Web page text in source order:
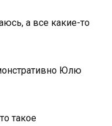
а все какие-то
Юлю
такое